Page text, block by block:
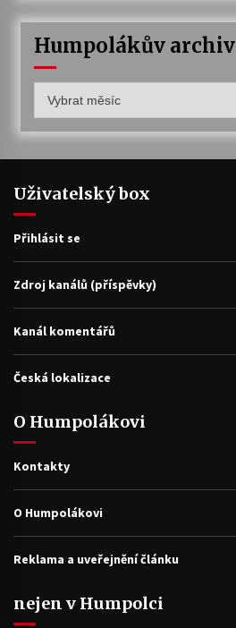
Humpolákův archiv
archiv
Uživatelský box
Přihlásit se
Zdroj kanálů (příspěvky)
Kanál komentářů
Česká lokalizace
O Humpolákovi
Kontakty
O Humpolákovi
Reklama a uveřejnění článku
nejen v Humpolci